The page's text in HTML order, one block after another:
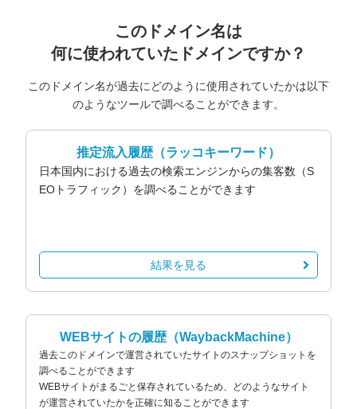
このドメイン名は
何に使われていたドメインですか？
このドメイン名が過去にどのように使用されていたかは以下
のようなツールで調べることができます。
推定流入履歴（ラッコキーワード）
日本国内における過去の検索エンジンからの集客数（S
EOトラフィック）を調べることができます
結果を見る
WEBサイトの履歴（WaybackMachine）
過去このドメインで運営されていたサイトのスナップショットを
調べることができます
WEBサイトがまるごと保存されているため、どのようなサイト
が運営されていたかを正確に知ることができます